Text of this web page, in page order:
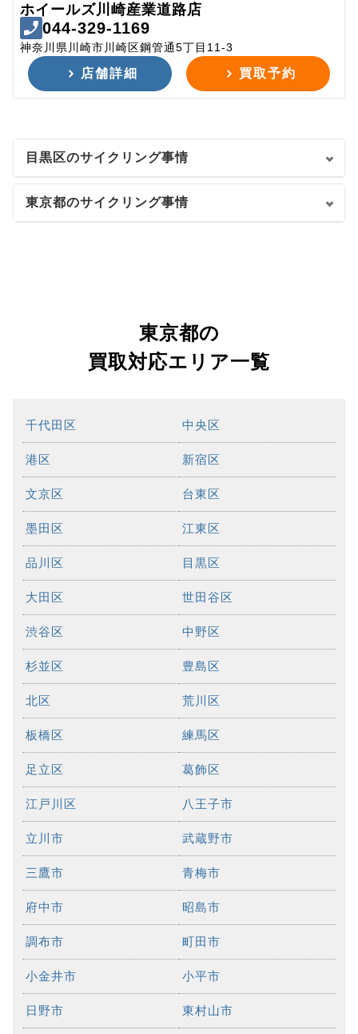
ホイールズ川崎産業道路店
044-329-1169
神奈川県川崎市川崎区鋼管通5丁目11-3
店舗詳細 買取予約
目黒区のサイクリング事情
東京都のサイクリング事情
東京都の
買取対応エリア一覧
千代田区 中央区
港区 新宿区
文京区 台東区
墨田区 江東区
品川区 目黒区
大田区 世田谷区
渋谷区 中野区
杉並区 豊島区
北区 荒川区
板橋区 練馬区
足立区 葛飾区
江戸川区 八王子市
立川市 武蔵野市
三鷹市 青梅市
府中市 昭島市
調布市 町田市
小金井市 小平市
日野市 東村山市